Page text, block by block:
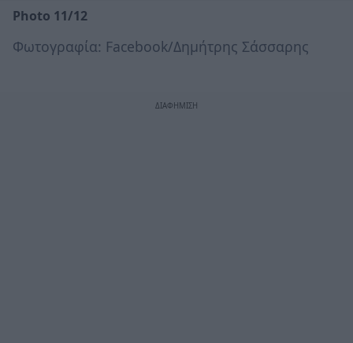
Photo 11/12
Φωτογραφία: Facebook/Δημήτρης Σάσσαρης